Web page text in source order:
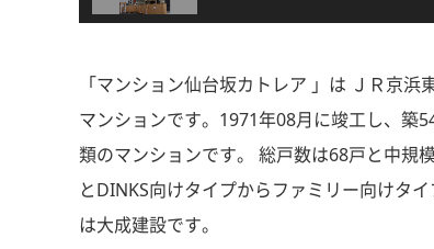
「マンション仙台坂カトレア 」は ＪＲ京
マンションです。1971年08月に竣工し、築
類のマンションです。 総戸数は68戸と中規
とDINKS向けタイプからファミリー向けタ
は大成建設です。